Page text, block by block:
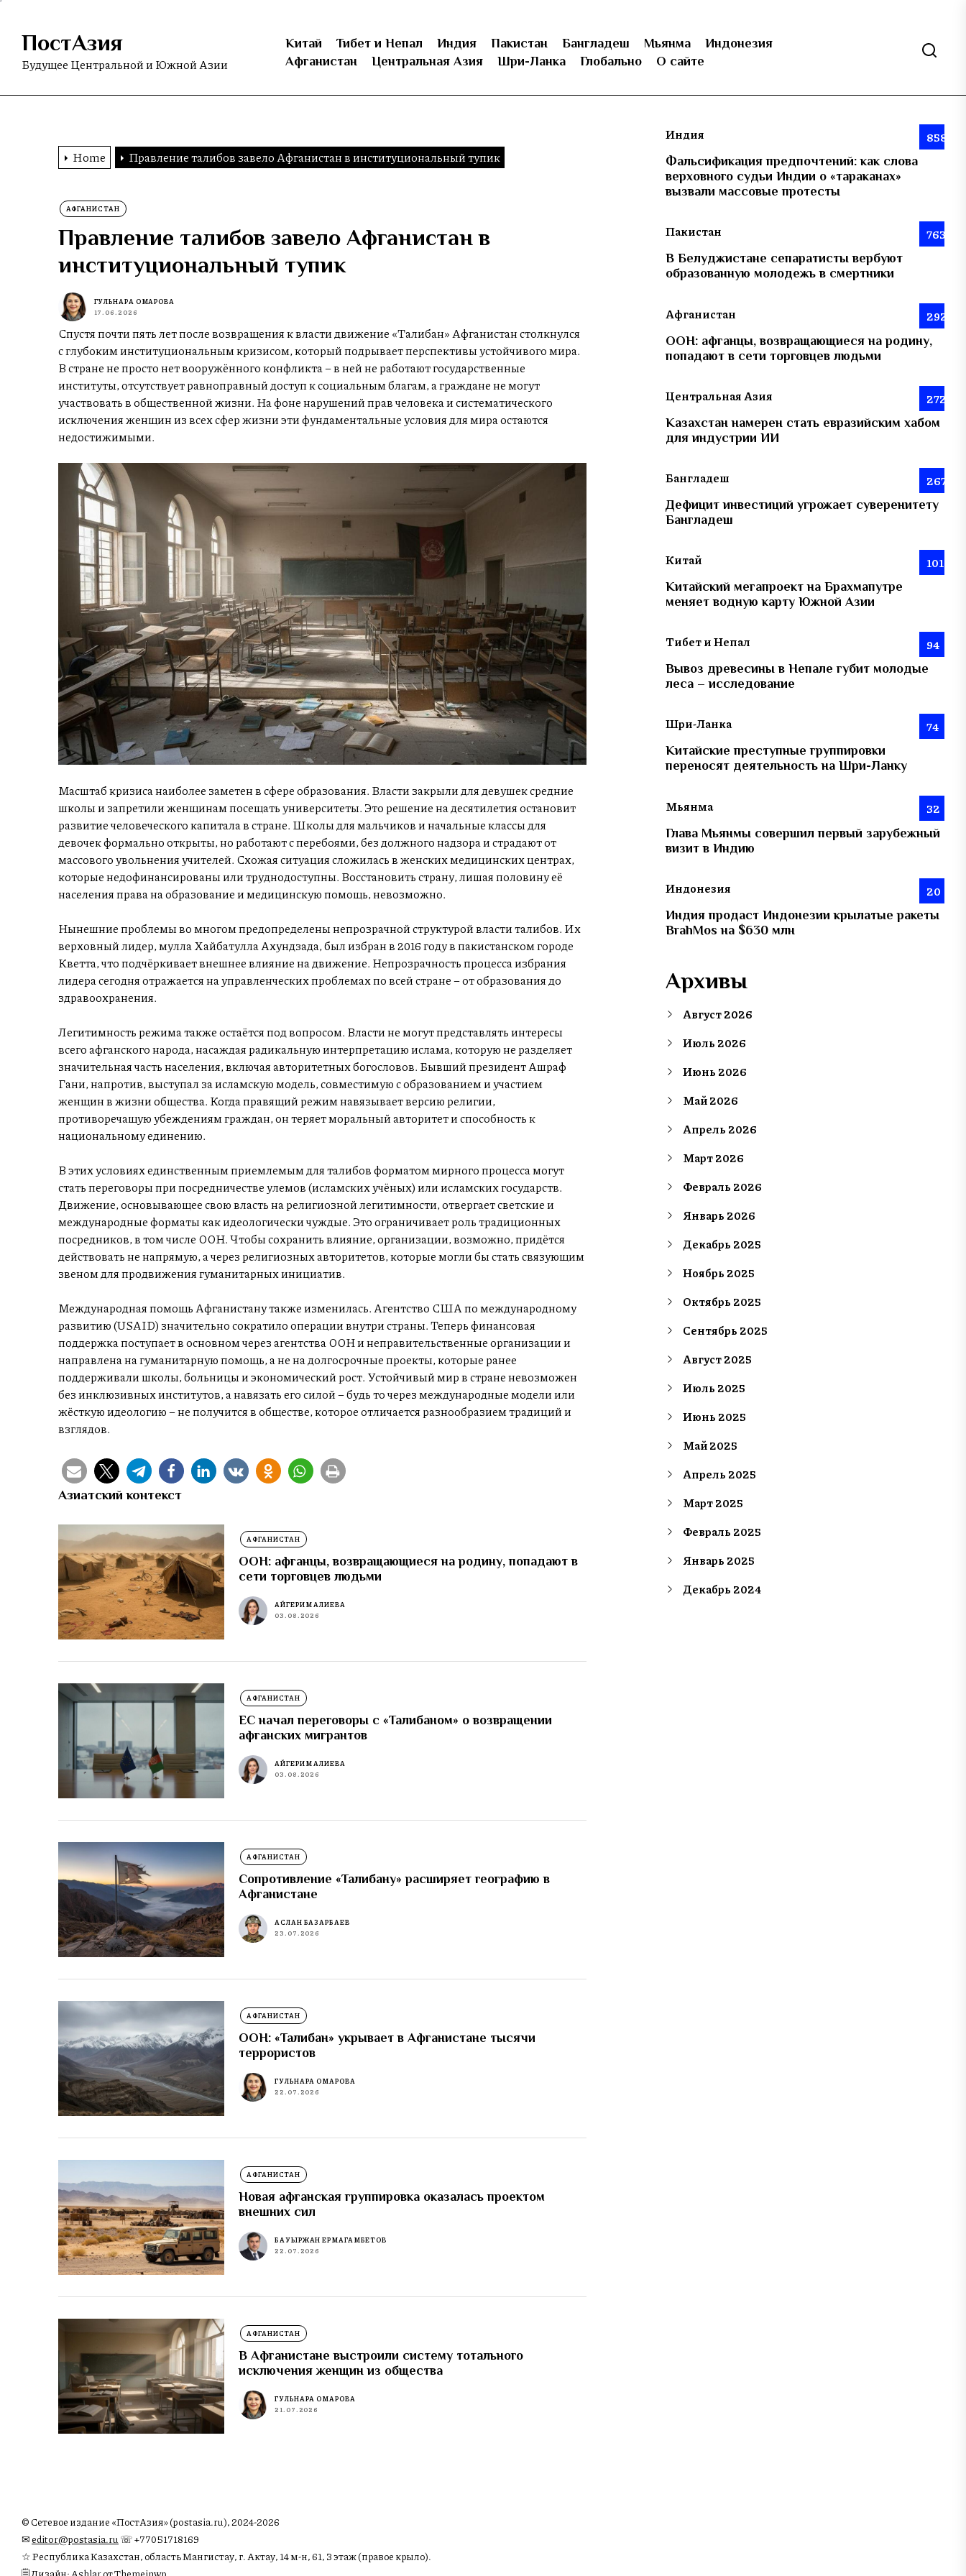
Skip
content
ПостАзия
Будущее Центральной и Южной Азии
Китай Тибет и Непал Индия Пакистан Бангладеш Мьянма
Индонезия
Афганистан
Центральная Азия Шри-Ланка Глобально О сайте
Home Правление талибов завело Афганистан в институциональный тупик
АФГАНИСТАН
Правление талибов завело Афганистан в
институциональный тупик
ГУЛЬНАРА ОМАРОВА
17.06.2026
Спустя почти пять лет после возвращения к власти движение «Талибан» Афганистан столкнулся
с глубоким институциональным кризисом, который подрывает перспективы устойчивого мира.
В стране не просто нет вооружённого конфликта – в ней не работают государственные
институты, отсутствует равноправный доступ к социальным благам, а граждане не могут
участвовать в общественной жизни. На фоне нарушений прав человека и систематического
исключения женщин из всех сфер жизни эти фундаментальные условия для мира остаются
недостижимыми.
Масштаб кризиса наиболее заметен в сфере образования. Власти закрыли для девушек средние
школы и запретили женщинам посещать университеты. Это решение на десятилетия остановит
развитие человеческого капитала в стране. Школы для мальчиков и начальные классы для
девочек формально открыты, но работают с перебоями, без должного надзора и страдают от
массового увольнения учителей. Схожая ситуация сложилась в женских медицинских центрах,
которые недофинансированы или труднодоступны. Восстановить страну, лишая половину её
населения права на образование и медицинскую помощь, невозможно.
Нынешние проблемы во многом предопределены непрозрачной структурой власти талибов. Их
верховный лидер, мулла Хайбатулла Ахундзада, был избран в 2016 году в пакистанском городе
Кветта, что подчёркивает внешнее влияние на движение. Непрозрачность процесса избрания
лидера сегодня отражается на управленческих проблемах по всей стране – от образования до
здравоохранения.
Легитимность режима также остаётся под вопросом. Власти не могут представлять интересы
всего афганского народа, насаждая радикальную интерпретацию ислама, которую не разделяет
значительная часть населения, включая авторитетных богословов. Бывший президент Ашраф
Гани, напротив, выступал за исламскую модель, совместимую с образованием и участием
женщин в жизни общества. Когда правящий режим навязывает версию религии,
противоречащую убеждениям граждан, он теряет моральный авторитет и способность к
национальному единению.
В этих условиях единственным приемлемым для талибов форматом мирного процесса могут
стать переговоры при посредничестве улемов (исламских учёных) или исламских государств.
Движение, основывающее свою власть на религиозной легитимности, отвергает светские и
международные форматы как идеологически чуждые. Это ограничивает роль традиционных
посредников, в том числе ООН. Чтобы сохранить влияние, организации, возможно, придётся
действовать не напрямую, а через религиозных авторитетов, которые могли бы стать связующим
звеном для продвижения гуманитарных инициатив.
Международная помощь Афганистану также изменилась. Агентство США по международному
развитию (USAID) значительно сократило операции внутри страны. Теперь финансовая
поддержка поступает в основном через агентства ООН и неправительственные организации и
направлена на гуманитарную помощь, а не на долгосрочные проекты, которые ранее
поддерживали школы, больницы и экономический рост. Устойчивый мир в стране невозможен
без инклюзивных институтов, а навязать его силой – будь то через международные модели или
жёсткую идеологию – не получится в обществе, которое отличается разнообразием традиций и
взглядов.
Азиатский контекст
АФГАНИСТАН
ООН: афганцы, возвращающиеся на родину, попадают в
сети торговцев людьми
АЙГЕРИМ АЛИЕВА
03.08.2026
АФГАНИСТАН
ЕС начал переговоры с «Талибаном» о возвращении
афганских мигрантов
АЙГЕРИМ АЛИЕВА
03.08.2026
АФГАНИСТАН
Сопротивление «Талибану» расширяет географию в
Афганистане
АСЛАН БАЗАРБАЕВ
23.07.2026
АФГАНИСТАН
ООН: «Талибан» укрывает в Афганистане тысячи
террористов
ГУЛЬНАРА ОМАРОВА
22.07.2026
АФГАНИСТАН
Новая афганская группировка оказалась проектом
внешних сил
БАУЫРЖАН ЕРМАГАМБЕТОВ
22.07.2026
АФГАНИСТАН
В Афганистане выстроили систему тотального
исключения женщин из общества
ГУЛЬНАРА ОМАРОВА
21.07.2026
Индия 858
Фальсификация предпочтений: как слова
верховного судьи Индии о «тараканах»
вызвали массовые протесты
Пакистан 763
В Белуджистане сепаратисты вербуют
образованную молодежь в смертники
Афганистан 292
ООН: афганцы, возвращающиеся на родину,
попадают в сети торговцев людьми
Центральная Азия 272
Казахстан намерен стать евразийским хабом
для индустрии ИИ
Бангладеш 267
Дефицит инвестиций угрожает суверенитету
Бангладеш
Китай 101
Китайский мегапроект на Брахмапутре
меняет водную карту Южной Азии
Тибет и Непал 94
Вывоз древесины в Непале губит молодые
леса – исследование
Шри-Ланка 74
Китайские преступные группировки
переносят деятельность на Шри-Ланку
Мьянма 32
Глава Мьянмы совершил первый зарубежный
визит в Индию
Индонезия 20
Индия продаст Индонезии крылатые ракеты
BrahMos на $630 млн
Архивы
Август 2026
Июль 2026
Июнь 2026
Май 2026
Апрель 2026
Март 2026
Февраль 2026
Январь 2026
Декабрь 2025
Ноябрь 2025
Октябрь 2025
Сентябрь 2025
Август 2025
Июль 2025
Июнь 2025
Май 2025
Апрель 2025
Март 2025
Февраль 2025
Январь 2025
Декабрь 2024
© Сетевое издание «ПостАзия» (postasia.ru), 2024-2026
✉︎editor@postasia.ru ☏ +77051718169
☆ Республика Казахстан, область Мангистау, г. Актау, 14 м-н, 61, 3 этаж (правое крыло).